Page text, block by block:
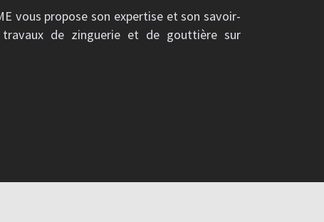
vous propose son expertise et son savoir-
de zinguerie et de gouttière sur